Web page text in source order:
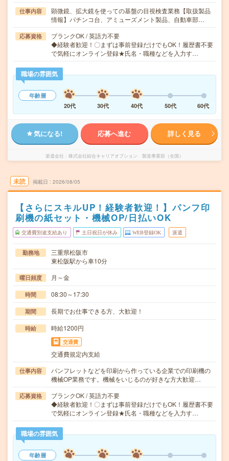
仕事内容
顕微鏡、拡大鏡を使っての基盤の目視検査業務【取扱製品
情報】パチンコ台、アミューズメント製品、自動車部…
応募資格
ブランクOK / 英語力不要
◆経験者歓迎！〇まずは事前登録だけでもOK！履歴書不要
で気軽にオンライン登録★氏名・職種などを入力す…
職場の雰囲気
年齢層
20代
30代 40代 50代 60代
気になる! 応募へ進む 詳しく見る
派遣会社 株式会社綜合キャリアオプション 製造事業部（全国）
未読 掲載日 2026/08/05
【さらにスキルUP！経験者歓迎！】パンフ印
刷機の紙セット・機械OP/日払いOK
交通費別途支給あり 土日祝日が休み WEB登録OK 派遣
勤務地
三重県松阪市
東松阪駅から車10分
曜日頻度 月～金
時間 08:30～17:30
期間 長期でお仕事できる方、大歓迎！
時給 時給1200円
交通費
交通費規定内支給
仕事内容
パンフレットなどを印刷から作っている企業での印刷機の
機械OP業務です。機械をいじるのが好きな方大歓迎…
応募資格
ブランクOK / 英語力不要
◆経験者歓迎！〇まずは事前登録だけでもOK！履歴書不要
で気軽にオンライン登録★氏名・職種などを入力す…
職場の雰囲気
年齢層